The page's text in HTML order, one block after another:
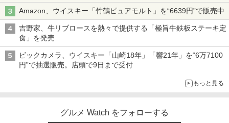
Amazon、ウイスキー「竹鶴ピュアモルト」を“6639円”で販売中
吉野家、牛リブロースを熱々で提供する「極旨牛鉄板ステーキ定
食」を発売
ビックカメラ、ウイスキー「山崎18年」「響21年」を“6万7100
円”で抽選販売。店頭で9日まで受付
もっと見る
グルメ Watch をフォローする